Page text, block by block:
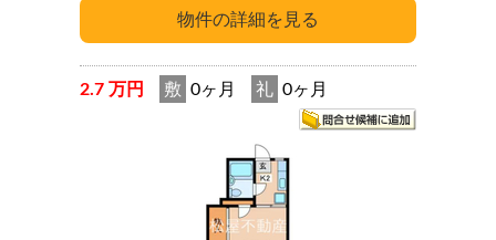
2.7 万円 敷 0ヶ月 礼 0ヶ月